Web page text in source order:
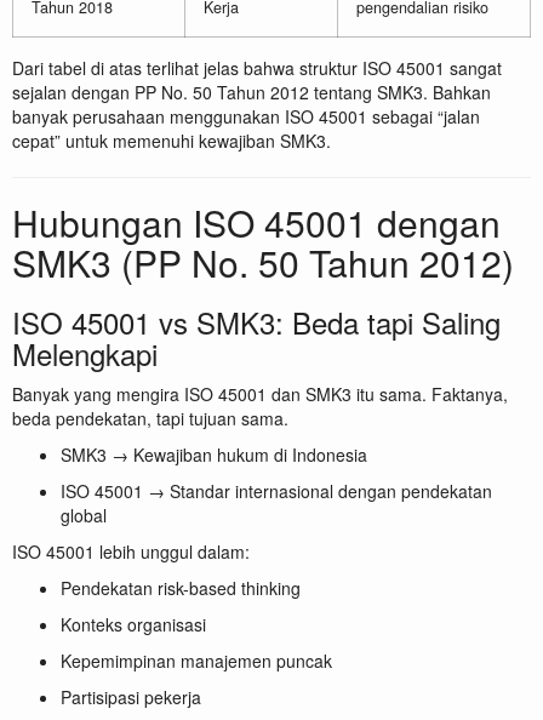
Tahun 2018 Kerja pengendalian risiko
Dari tabel di atas terlihat jelas bahwa struktur ISO 45001 sangat
sejalan dengan PP No. 50 Tahun 2012 tentang SMK3. Bahkan
banyak perusahaan menggunakan ISO 45001 sebagai “jalan
cepat” untuk memenuhi kewajiban SMK3.
Hubungan ISO 45001 dengan
SMK3 (PP No. 50 Tahun 2012)
ISO 45001 vs SMK3: Beda tapi Saling
Melengkapi
Banyak yang mengira ISO 45001 dan SMK3 itu sama. Faktanya,
beda pendekatan, tapi tujuan sama.
SMK3 → Kewajiban hukum di Indonesia
ISO 45001 → Standar internasional dengan pendekatan
global
ISO 45001 lebih unggul dalam:
Pendekatan risk-based thinking
Konteks organisasi
Kepemimpinan manajemen puncak
Partisipasi pekerja